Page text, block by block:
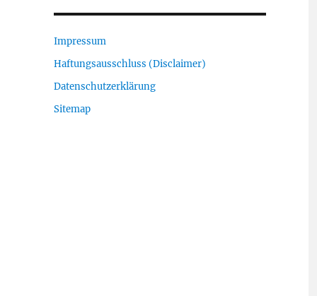
Impressum
Haftungsausschluss (Disclaimer)
Datenschutzerklärung
Sitemap